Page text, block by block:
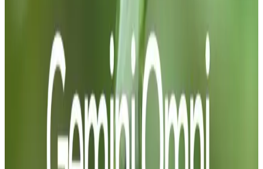
1.5-flash:generateContent?
key=YOUR_API_KEY" \ -H "Content-
Type: application/json" \ -d '{
"contents":[{"role":"user","parts":
[{"text":"Gi en to-setningers
forklaring av HTTP/2."}]}] }' 4) Bruk
offisielt SDK for enkel integrasjon
(Python) - Installer: pip install